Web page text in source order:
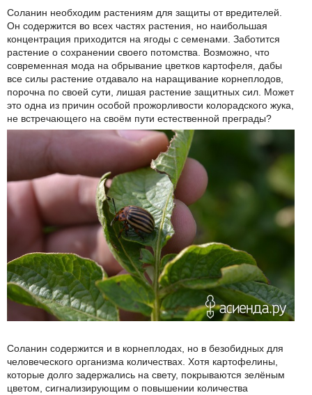
Соланин необходим растениям для защиты от вредителей.
Он содержится во всех частях растения, но наибольшая
концентрация приходится на ягоды с семенами. Заботится
растение о сохранении своего потомства. Возможно, что
современная мода на обрывание цветков картофеля, дабы
все силы растение отдавало на наращивание корнеплодов,
порочна по своей сути, лишая растение защитных сил. Может
это одна из причин особой прожорливости колорадского жука,
не встречающего на своём пути естественной преграды?
Соланин содержится и в корнеплодах, но в безобидных для
человеческого организма количествах. Хотя картофелины,
которые долго задержались на свету, покрываются зелёным
цветом, сигнализирующим о повышении количества